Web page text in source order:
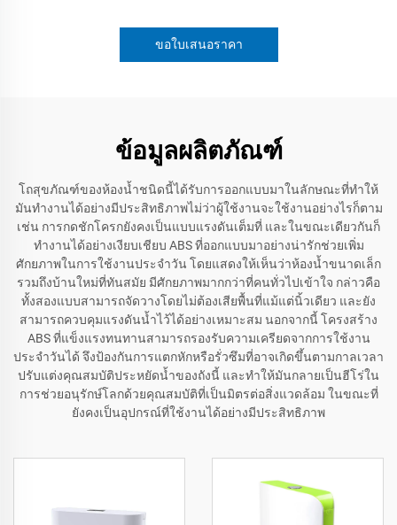
ขอใบเสนอราคา
ข้อมูลผลิตภัณฑ์
โถสุขภัณฑ์ของห้องน้ำชนิดนี้ได้รับการออกแบบมาในลักษณะที่ทำให้
มันทำงานได้อย่างมีประสิทธิภาพไม่ว่าผู้ใช้งานจะใช้งานอย่างไรก็ตาม
เช่น การกดชักโครกยังคงเป็นแบบแรงดันเต็มที่ และในขณะเดียวกันก็
ทำงานได้อย่างเงียบเชียบ ABS ที่ออกแบบมาอย่างน่ารักช่วยเพิ่ม
ศักยภาพในการใช้งานประจำวัน โดยแสดงให้เห็นว่าห้องน้ำขนาดเล็ก
รวมถึงบ้านใหม่ที่ทันสมัย มีศักยภาพมากกว่าที่คนทั่วไปเข้าใจ กล่าวคือ
ทั้งสองแบบสามารถจัดวางโดยไม่ต้องเสียพื้นที่แม้แต่นิ้วเดียว และยัง
สามารถควบคุมแรงดันน้ำไว้ได้อย่างเหมาะสม นอกจากนี้ โครงสร้าง
ABS ที่แข็งแรงทนทานสามารถรองรับความเครียดจากการใช้งาน
ประจำวันได้ จึงป้องกันการแตกหักหรือรั่วซึมที่อาจเกิดขึ้นตามกาลเวลา
ปรับแต่งคุณสมบัติประหยัดน้ำของถังนี้ และทำให้มันกลายเป็นฮีโร่ใน
การช่วยอนุรักษ์โลกด้วยคุณสมบัติที่เป็นมิตรต่อสิ่งแวดล้อม ในขณะที่
ยังคงเป็นอุปกรณ์ที่ใช้งานได้อย่างมีประสิทธิภาพ